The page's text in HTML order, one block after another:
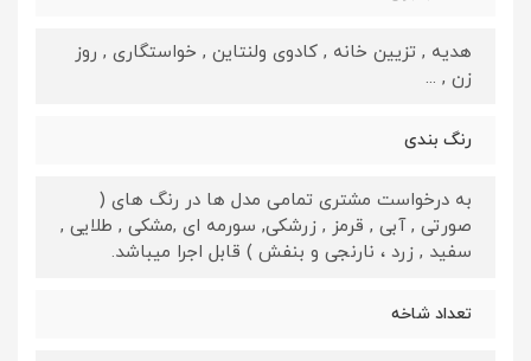
هدیه , تزیین خانه , کادوی ولنتاین , خواستگاری , روز
زن , ...
رنگ بندی
به درخواست مشتری تمامی مدل ها در رنگ های (
صورتی , آبی , قرمز , زرشکی, سورمه ای ,مشکی , طلایی ,
سفید , زرد ، نارنجی و بنفش ) قابل اجرا میباشد.
تعداد شاخه